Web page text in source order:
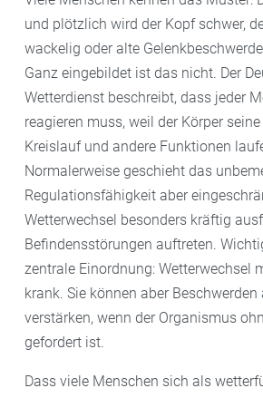
und plötzlich wird der Kopf schwer,
wackelig oder alte
Ganz eingebildet ist das nicht. Der
Wetterdienst beschreibt, dass jeder
reagieren muss, weil der Körper
Kreislauf und andere Funktionen
Normalerweise geschieht das
Regulationsfähigkeit aber
Wetterwechsel besonders kräftig
Befindensstörungen auftreten.
zentrale Einordnung: Wetterwechsel
krank. Sie können aber
verstärken, wenn der Organismus
gefordert ist.
Dass viele Menschen sich als